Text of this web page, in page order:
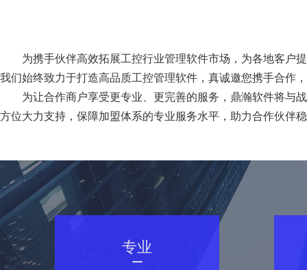
为携手伙伴高效拓展工控行业管理软件市场，为各地客户
我们始终致力于打造高品质工控管理软件，真诚邀您携手合作
为让合作商户享受更专业、更完善的服务，鼎瀚软件将与
方位大力支持，保障加盟体系的专业服务水平，助力合作伙伴
专业